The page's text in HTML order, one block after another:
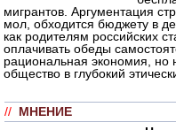
мигрантов. Аргументация
мол, обходится бюджету в
как родителям российских
оплачивать обеды
рациональная экономия, но
общество в глубокий
// МНЕНИЕ